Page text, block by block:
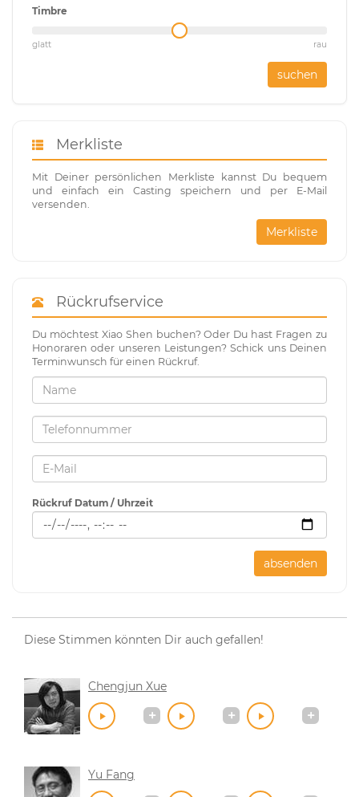
Timbre
glatt rau
suchen
Merkliste
Mit Deiner persönlichen Merkliste kannst Du bequem
und einfach ein Casting speichern und per E-Mail
versenden.
Merkliste
Rückrufservice
Du möchtest Xiao Shen buchen? Oder Du hast Fragen zu
Honoraren oder unseren Leistungen? Schick uns Deinen
Terminwunsch für einen Rückruf.
Rückruf Datum / Uhrzeit
absenden
Diese Stimmen könnten Dir auch gefallen!
Chengjun Xue
Yu Fang